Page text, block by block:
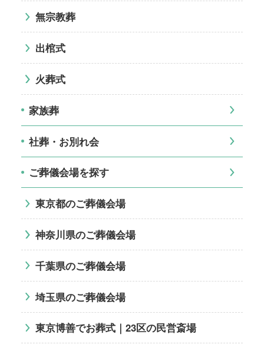
無宗教葬
出棺式
火葬式
家族葬
社葬・お別れ会
ご葬儀会場を探す
東京都のご葬儀会場
神奈川県のご葬儀会場
千葉県のご葬儀会場
埼玉県のご葬儀会場
東京博善でお葬式｜23区の民営斎場